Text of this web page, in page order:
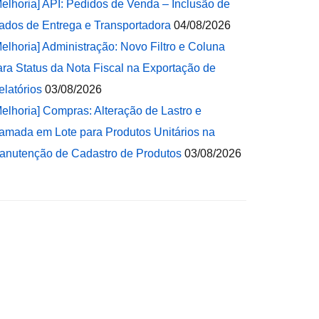
API: Pedidos de Venda – Inclusão de
de Entrega e Transportadora 04/08/2026
Administração: Novo Filtro e Coluna
Status da Nota Fiscal na Exportação de
03/08/2026
Compras: Alteração de Lastro e
em Lote para Produtos Unitários na
de Cadastro de Produtos 03/08/2026